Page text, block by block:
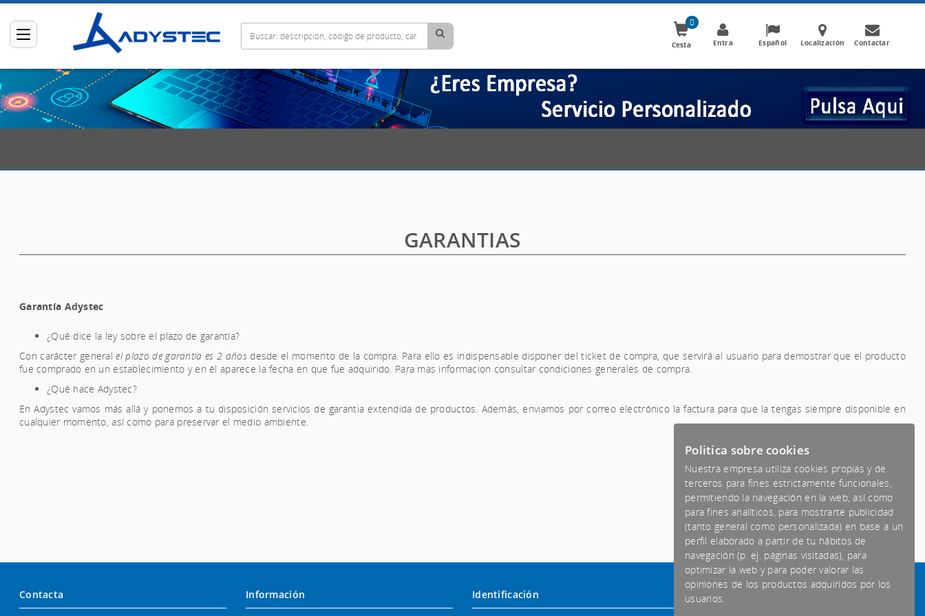
Cesta
0
Entra Español Localización Contactar
GARANTIAS
Garantía Adystec
¿Qué dice la ley sobre el plazo de garantía?
Con carácter generalel plazo de garantía es 2 añosdesde el momento de la compra. Para ello es indispensable disponer del ticket de compra, que servirá al usuario para demostrar que el producto
fue comprado en un establecimiento y en él aparece la fecha en que fue adquirido. Para mas informacion consultar condiciones generales de compra.
¿Qué hace Adystec?
En Adystec vamos más allá y ponemos a tu disposición servicios de garantia extendida de productos. Además, enviamos por correo electrónico la factura para que la tengas siempre disponible en
cualquier momento, así como para preservar el medio ambiente.
Contacta Información Identificación Formas de pago aceptadas
Politica sobre cookies
Nuestra empresa utiliza cookies propias y de
terceros para fines estrictamente funcionales,
permitiendo la navegación en la web, así como
para fines analíticos, para mostrarte publicidad
(tanto general como personalizada) en base a un
perfil elaborado a partir de tu hábitos de
navegación (p. ej. páginas visitadas), para
optimizar la web y para poder valorar las
opiniones de los productos adquiridos por los
usuarios.